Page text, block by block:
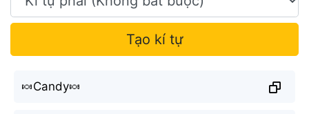
Tạo kí tự
🍬Candy🍬